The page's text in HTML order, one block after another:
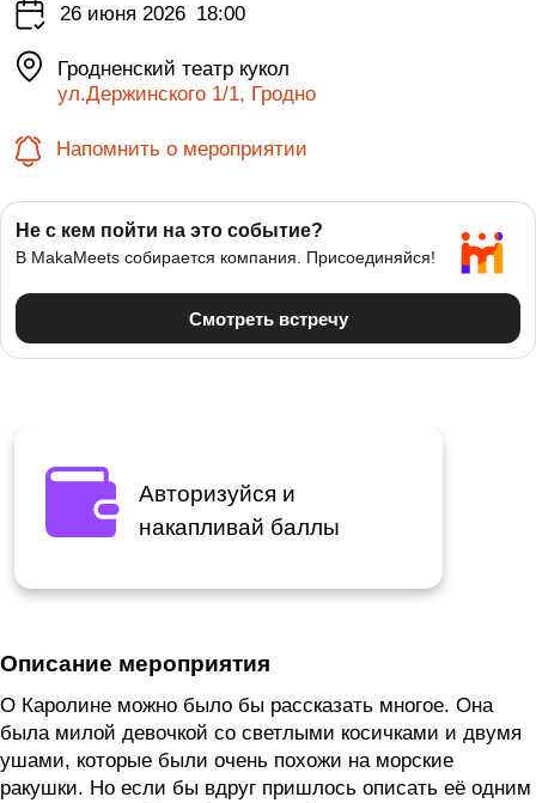
26 июня 2026 18:00
Гродненский театр кукол
ул.Держинского 1/1, Гродно
Напомнить о мероприятии
Авторизуйся и
накапливай баллы
Описание мероприятия
О Каролине можно было бы рассказать многое. Она
была милой девочкой со светлыми косичками и двумя
ушами, которые были очень похожи на морские
ракушки. Но если бы вдруг пришлось описать её одним